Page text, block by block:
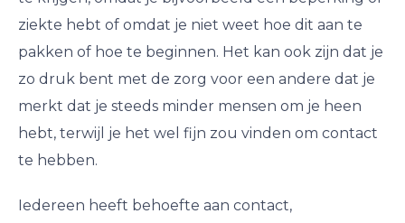
ziekte hebt of omdat je niet weet hoe dit aan te
pakken of hoe te beginnen. Het kan ook zijn dat je
zo druk bent met de zorg voor een andere dat je
merkt dat je steeds minder mensen om je heen
hebt, terwijl je het wel fijn zou vinden om contact
te hebben.
Iedereen heeft behoefte aan contact,